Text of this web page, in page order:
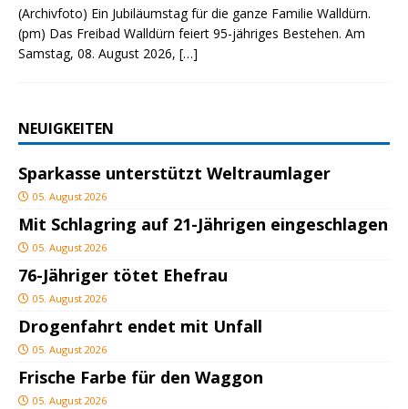
(Archivfoto) Ein Jubiläumstag für die ganze Familie Walldürn.
(pm) Das Freibad Walldürn feiert 95-jähriges Bestehen. Am
Samstag, 08. August 2026, […]
NEUIGKEITEN
Sparkasse unterstützt Weltraumlager
05. August 2026
Mit Schlagring auf 21-Jährigen eingeschlagen
05. August 2026
76-Jähriger tötet Ehefrau
05. August 2026
Drogenfahrt endet mit Unfall
05. August 2026
Frische Farbe für den Waggon
05. August 2026